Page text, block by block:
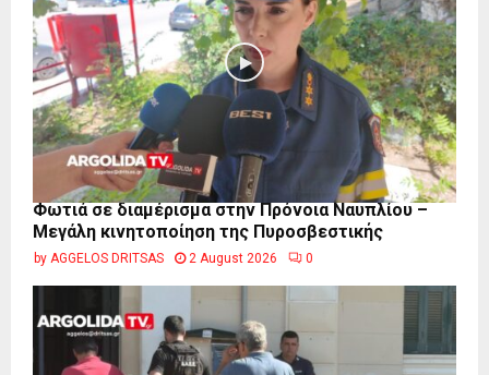
Φωτιά σε διαμέρισμα στην Πρόνοια Ναυπλίου –
Μεγάλη κινητοποίηση της Πυροσβεστικής
by AGGELOS DRITSAS 2 August 2026 0